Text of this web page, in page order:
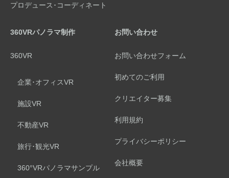
プロデュース･コーディネート
360VRパノラマ制作
360VR
企業･オフィスVR
施設VR
不動産VR
旅行･観光VR
360°VRパノラマサンプル
お問い合わせ
お問い合わせフォーム
初めてのご利用
クリエイター募集
利用規約
プライバシーポリシー
会社概要